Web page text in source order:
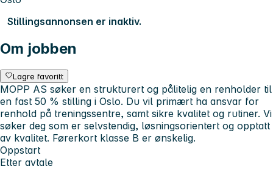
Stillingsannonsen er inaktiv.
Om jobben
Lagre favoritt
MOPP AS søker en strukturert og pålitelig en renholder til
en fast 50 % stilling i Oslo. Du vil primært ha ansvar for
renhold på treningssentre, samt sikre kvalitet og rutiner. Vi
søker deg som er selvstendig, løsningsorientert og opptatt
av kvalitet. Førerkort klasse B er ønskelig.
Oppstart
Etter avtale